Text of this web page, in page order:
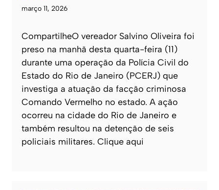
março 11, 2026
CompartilheO vereador Salvino Oliveira foi
preso na manhã desta quarta-feira (11)
durante uma operação da Polícia Civil do
Estado do Rio de Janeiro (PCERJ) que
investiga a atuação da facção criminosa
Comando Vermelho no estado. A ação
ocorreu na cidade do Rio de Janeiro e
também resultou na detenção de seis
policiais militares. Clique aqui